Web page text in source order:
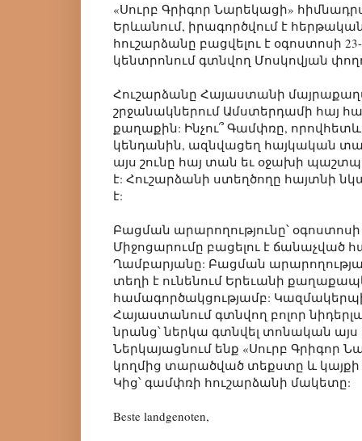
«Սուրբ Գրիգոր Նարեկացի»
Երևանում, իրագործվում է
հուշարձանը բացվելու է օգոստոսի
կենտրոնում գտնվող Մոսկովյան
Հուշարձանը Հայաստանի
շրջանակներում Ամստերդամի հայ
քաղաքին: Ինչու՞ Գամփռը,
կենդանին, ազնվացեղ հայկական
այս շունը հայ տան եւ օջախի
է: Հուշարձանի ստեղծողը հայտնի
է:
Բացման արարողությունը՝ օգոստոսի
Միջոցարումը բացելու է ճանաչված
Ղամբարյանը: Բացման
տեղի է ունենում Երեւանի
համագործակցությամբ:
Հայաստանում գտնվող բոլոր
նրանց՝ ներկա գտնվել տոնական
Ներկայացնում ենք «Սուրբ Գրիգոր
կողմից տարածված տեքստը և կայքի
Կից՝ գամփռի հուշարձանի մակետը:
Beste landgenoten,